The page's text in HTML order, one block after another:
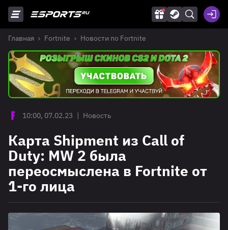
Главная Fortnite Новости по Fortnite
10:00, 07.02.23 | Новость
Карта Shipment из Call of
Duty: MW 2 была
переосмыслена в Fortnite от
1-го лица